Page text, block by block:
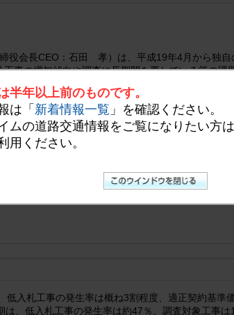
半年以上前のものです。
は「 新着情報一覧 」を確認ください。
ムの道路交通情報をご覧になりたい方は
用ください。
役会長CEO：石田 孝）は、平成19年4月から独自
事の増加傾向や調査に長期間を要している等の課
を踏まえて、地方公共団体以外では初めてとなる
用範囲拡大による運用強化並びに、調査の迅速化
事の品質確保、安全対策の徹底及び工事下請け会
ービス事業全般の技術力の維持向上を図るため
る著しい低価格による入札を行った会社を対象
低入札工事の発生率は概ね3割程度、適正契約基準
は、低入札工事の発生率は約47％、調査対象工事